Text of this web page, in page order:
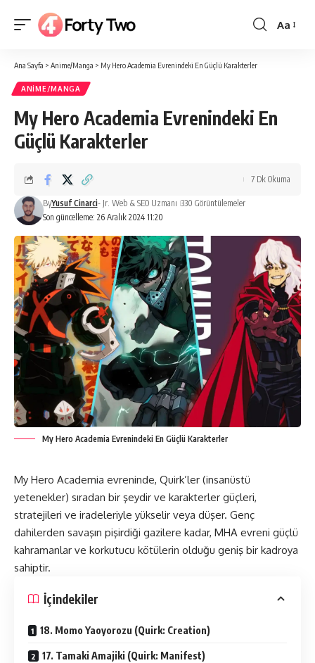
Yazı
Aa
Ana Sayfa > Anime/Manga > My Hero Academia Evrenindeki En Güçlü Karakterler
ANIME/MANGA
My Hero Academia Evrenindeki En
Güçlü Karakterler
Son güncelleme: 26 Aralık 2024 11:20
ByYusuf Cinarci- Jr. Web & SEO Uzmanı 330 Görüntülemeler
7 Dk Okuma
My Hero Academia Evrenindeki En Güçlü Karakterler
My Hero Academia evreninde, Quirk’ler (insanüstü
yetenekler) sıradan bir şeydir ve karakterler güçleri,
stratejileri ve iradeleriyle yükselir veya düşer. Genç
dahilerden savaşın pişirdiği gazilere kadar, MHA evreni güçlü
kahramanlar ve korkutucu kötülerin olduğu geniş bir kadroya
sahiptir.
İçindekiler
18. Momo Yaoyorozu (Quirk: Creation)
17. Tamaki Amajiki (Quirk: Manifest)